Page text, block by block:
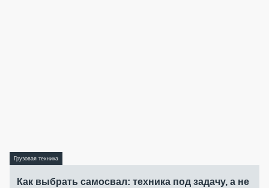
Грузовая техника
Как выбрать самосвал: техника под задачу, а не